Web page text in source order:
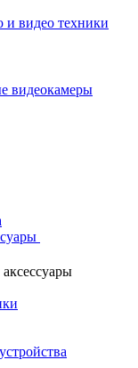
видео техники
видеокамеры